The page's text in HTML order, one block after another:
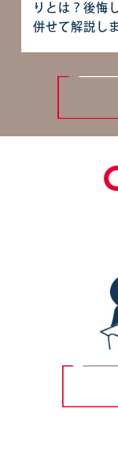
りとは？後悔
併せて解説し